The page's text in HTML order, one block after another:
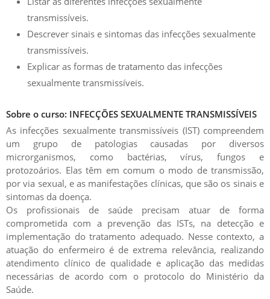
transmissíveis.
Descrever sinais e sintomas das infecções sexualmente
transmissíveis.
Explicar as formas de tratamento das infecções
sexualmente transmissíveis.
Sobre o curso: INFECÇÕES SEXUALMENTE TRANSMISSÍVEIS
As infecções sexualmente transmissíveis (IST) compreendem
um grupo de patologias causadas por diversos
microrganismos, como bactérias, vírus, fungos e
protozoários. Elas têm em comum o modo de transmissão,
por via sexual, e as manifestações clínicas, que são os sinais e
sintomas da doença.
​​​​​​​Os profissionais de saúde precisam atuar de forma
comprometida com a prevenção das ISTs, na detecção e
implementação do tratamento adequado. Nesse contexto, a
atuação do enfermeiro é de extrema relevância, realizando
atendimento clínico de qualidade e aplicação das medidas
necessárias de acordo com o protocolo do Ministério da
Saúde.